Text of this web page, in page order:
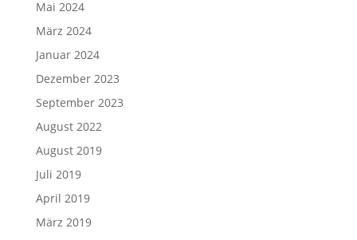
Mai 2024
März 2024
Januar 2024
Dezember 2023
September 2023
August 2022
August 2019
Juli 2019
April 2019
März 2019